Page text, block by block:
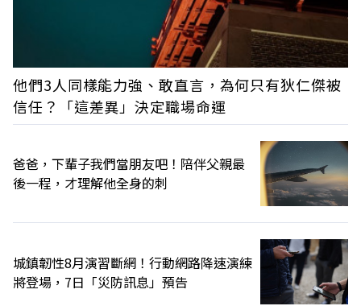
他們3人同樣能力強、敢直言，為何只有狄仁傑被
信任？「這差異」決定職場命運
爸爸，下輩子我們當朋友吧！陪伴父親最
後一程，才理解他全身的刺
城鎮韌性8月演習斷網！行動網路降速演練
將登場，7日「災防訊息」預告